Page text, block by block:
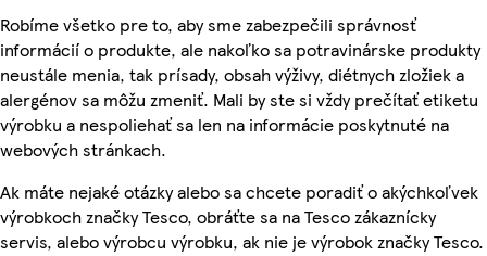
Robíme všetko pre to, aby sme zabezpečili správnosť
informácií o produkte, ale nakoľko sa potravinárske produkty
neustále menia, tak prísady, obsah výživy, diétnych zložiek a
alergénov sa môžu zmeniť. Mali by ste si vždy prečítať etiketu
výrobku a nespoliehať sa len na informácie poskytnuté na
webových stránkach.
Ak máte nejaké otázky alebo sa chcete poradiť o akýchkoľvek
výrobkoch značky Tesco, obráťte sa na Tesco zákaznícky
servis, alebo výrobcu výrobku, ak nie je výrobok značky Tesco.